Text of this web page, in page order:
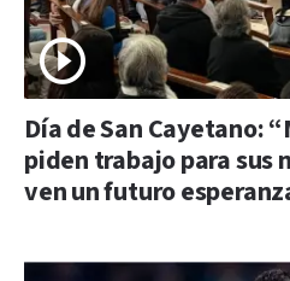
Día de San Cayetano:
piden trabajo para sus
ven un futuro